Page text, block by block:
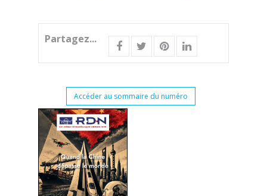
Partagez...
Accéder au sommaire du numéro